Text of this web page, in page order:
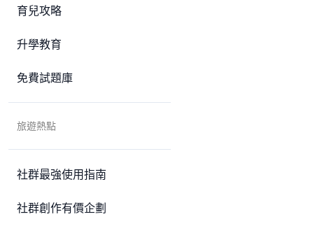
育兒攻略
升學教育
免費試題庫
旅遊熱點
社群最強使用指南
社群創作有價企劃